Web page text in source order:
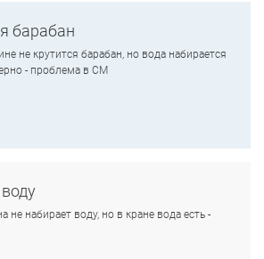
барабан
не крутится барабан, но вода набирается
- проблема в СМ
не набирает воду, но в кране вода есть -